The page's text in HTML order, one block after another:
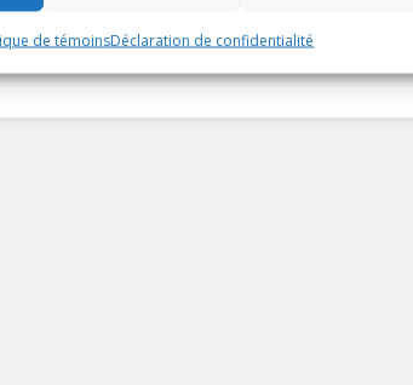
de témoinsDéclaration de confidentialité